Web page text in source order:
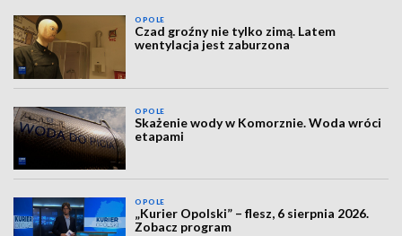
OPOLE
Czad groźny nie tylko zimą. Latem
wentylacja jest zaburzona
OPOLE
Skażenie wody w Komorznie. Woda wróci
etapami
OPOLE
„Kurier Opolski” – flesz, 6 sierpnia 2026.
Zobacz program